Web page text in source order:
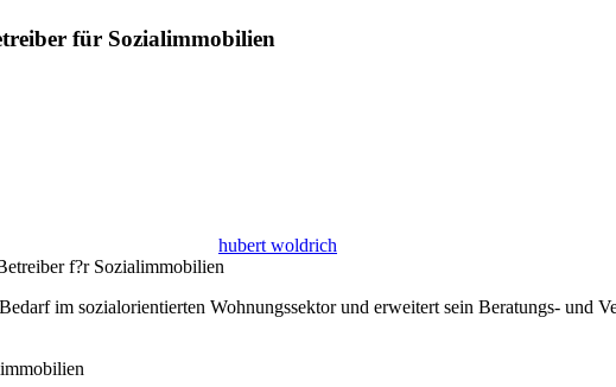
für Sozialimmobilien
hubert woldrich
f?r Sozialimmobilien
im sozialorientierten Wohnungssektor und erweitert sein Beratungs- und